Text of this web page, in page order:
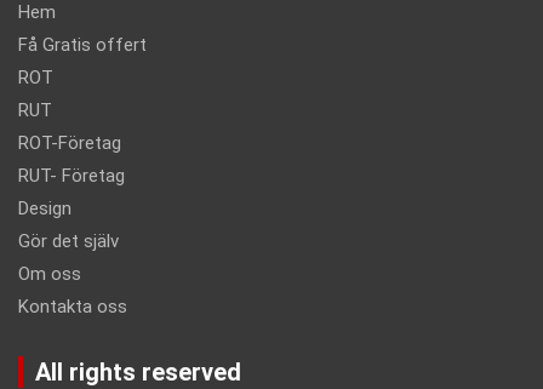
Hem
Få Gratis offert
ROT
RUT
ROT-Företag
RUT- Företag
Design
Gör det själv
Om oss
Kontakta oss
All rights reserved